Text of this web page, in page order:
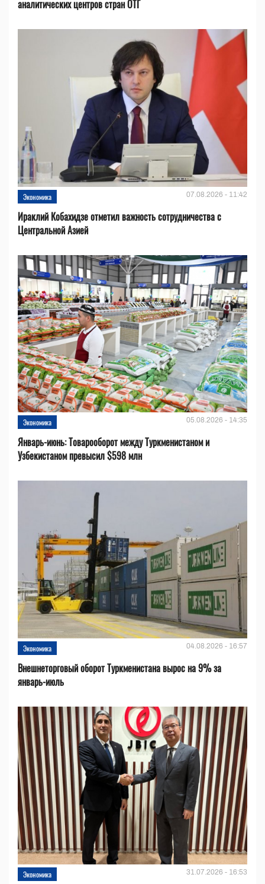
аналитических центров стран ОТГ
Экономика 07.08.2026 - 11:42
Ираклий Кобахидзе отметил важность сотрудничества с
Центральной Азией
Экономика 05.08.2026 - 14:35
Январь-июнь: Товарооборот между Туркменистаном и
Узбекистаном превысил $598 млн
Экономика 04.08.2026 - 16:57
Внешнеторговый оборот Туркменистана вырос на 9% за
январь-июль
Экономика 31.07.2026 - 16:53